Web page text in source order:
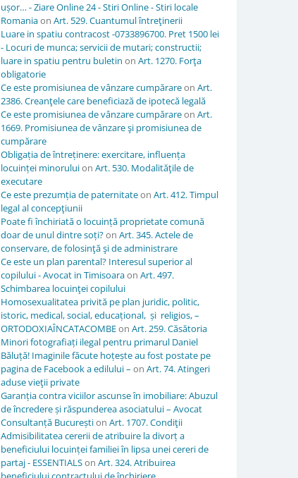
ușor… - Ziare Online 24 - Stiri Online - Stiri locale
Romaniaon Art. 529. Cuantumul întreţinerii
Luare in spatiu contracost -0733896700. Pret 1500 lei
- Locuri de munca; servicii de mutari; constructii;
luare in spatiu pentru buletin on Art. 1270. Forţa
obligatorie
Ce este promisiunea de vânzare cumpărareon Art.
2386. Creanţele care beneficiază de ipotecă legală
Ce este promisiunea de vânzare cumpărareon Art.
1669. Promisiunea de vânzare şi promisiunea de
cumpărare
Obligația de întreținere: exercitare, influența
locuinței minoruluion Art. 530. Modalităţile de
executare
Ce este prezumția de paternitateon Art. 412. Timpul
legal al concepţiunii
Poate fi închiriată o locuință proprietate comună
doar de unul dintre soți?on Art. 345. Actele de
conservare, de folosinţă şi de administrare
Ce este un plan parental? Interesul superior al
copilului - Avocat in Timisoaraon Art. 497.
Schimbarea locuinţei copilului
Homosexualitatea privită pe plan juridic, politic,
istoric, medical, social, educațional, și religios, –
ORTODOXIAÎNCATACOMBEon Art. 259. Căsătoria
Minori fotografiați ilegal pentru primarul Daniel
Băluță! Imaginile făcute hoțește au fost postate pe
pagina de Facebook a edilului – on Art. 74. Atingeri
aduse vieţii private
Garanția contra viciilor ascunse în imobiliare: Abuzul
de încredere și răspunderea asociatului – Avocat
Consultanță Bucureștion Art. 1707. Condiţii
Admisibilitatea cererii de atribuire la divorț a
beneficiului locuinței familiei în lipsa unei cereri de
partaj - ESSENTIALSon Art. 324. Atribuirea